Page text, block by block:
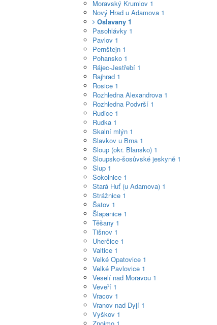
Moravský Krumlov 1
Nový Hrad u Adamova 1
Oslavany 1
Pasohlávky 1
Pavlov 1
Pernštejn 1
Pohansko 1
Rájec-Jestřebí 1
Rajhrad 1
Rosice 1
Rozhledna Alexandrova 1
Rozhledna Podvrší 1
Rudice 1
Rudka 1
Skalní mlýn 1
Slavkov u Brna 1
Sloup (okr. Blansko) 1
Sloupsko-šosůvské jeskyně 1
Slup 1
Sokolnice 1
Stará Huť (u Adamova) 1
Strážnice 1
Šatov 1
Šlapanice 1
Těšany 1
Tišnov 1
Uherčice 1
Valtice 1
Velké Opatovice 1
Velké Pavlovice 1
Veselí nad Moravou 1
Veveří 1
Vracov 1
Vranov nad Dyjí 1
Vyškov 1